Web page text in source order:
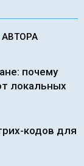
почему
локальных
кодов для